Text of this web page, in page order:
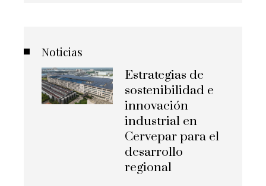
Noticias
Estrategias de
sostenibilidad e
innovación
industrial en
Cervepar para el
desarrollo
regional